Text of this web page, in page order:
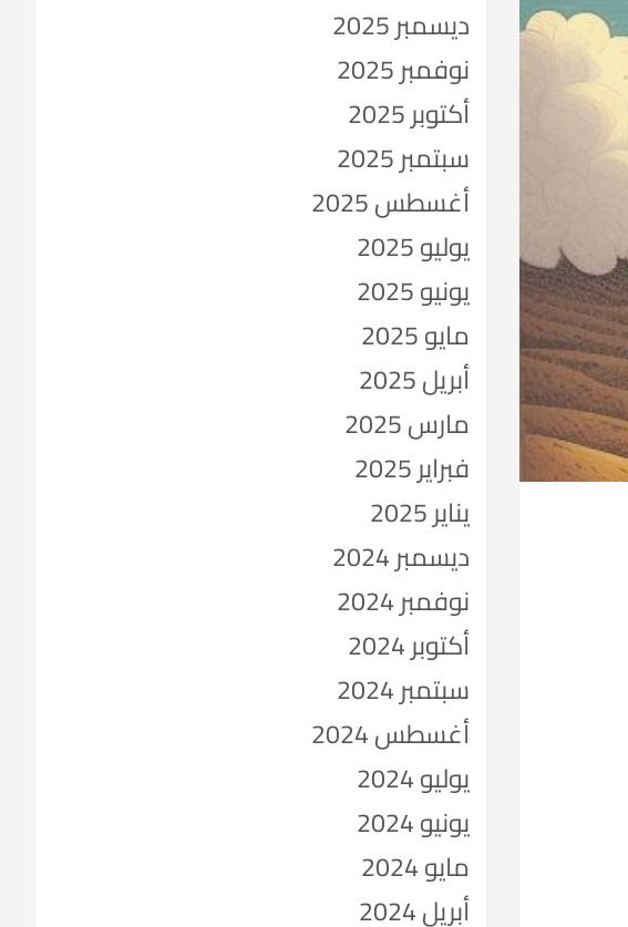
ديسمبر 2025
نوفمبر 2025
أكتوبر 2025
سبتمبر 2025
أغسطس 2025
يوليو 2025
يونيو 2025
مايو 2025
أبريل 2025
مارس 2025
فبراير 2025
يناير 2025
ديسمبر 2024
نوفمبر 2024
أكتوبر 2024
سبتمبر 2024
أغسطس 2024
يوليو 2024
يونيو 2024
مايو 2024
أبريل 2024